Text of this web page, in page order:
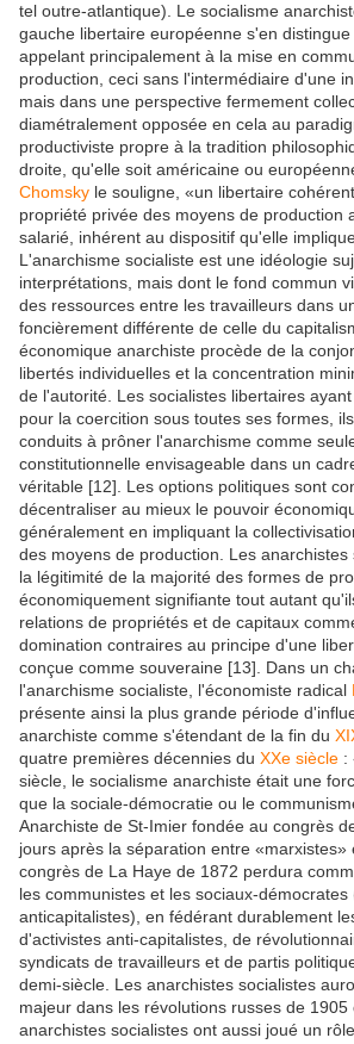
tel outre-atlantique). Le socialisme
gauche libertaire européenne s'en
appelant principalement à la mise en
production, ceci sans l'intermédiaire d'une
mais dans une perspective fermement
diamétralement opposée en cela au
productiviste propre à la tradition
droite, qu'elle soit américaine ou
Chomsky le souligne, «un libertaire
propriété privée des moyens de production
salarié, inhérent au dispositif qu'elle
L'anarchisme socialiste est une idéologie
interprétations, mais dont le fond commun
des ressources entre les travailleurs dans
foncièrement différente de celle du
économique anarchiste procède de la
libertés individuelles et la concentration
de l'autorité. Les socialistes libertaires
pour la coercition sous toutes ses formes,
conduits à prôner l'anarchisme comme
constitutionnelle envisageable dans un
véritable [12]. Les options politiques sont
décentraliser au mieux le pouvoir
généralement en impliquant la
des moyens de production. Les anarchistes
la légitimité de la majorité des formes de
économiquement signifiante tout autant
relations de propriétés et de capitaux
domination contraires au principe d'une
conçue comme souveraine [13]. Dans un
l'anarchisme socialiste, l'économiste radical
présente ainsi la plus grande période
anarchiste comme s'étendant de la fin du
quatre premières décennies du XXe siècle :
siècle, le socialisme anarchiste était une
que la sociale-démocratie ou le
Anarchiste de St-Imier fondée au congrès
jours après la séparation entre «marxistes»
congrès de La Haye de 1872 perdura
les communistes et les sociaux-démocrates
anticapitalistes), en fédérant durablement
d'activistes anti-capitalistes, de
syndicats de travailleurs et de partis
demi-siècle. Les anarchistes socialistes
majeur dans les révolutions russes de 1905
anarchistes socialistes ont aussi joué un